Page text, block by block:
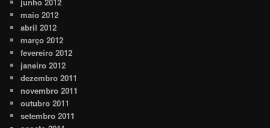
junho 2012
maio 2012
abril 2012
março 2012
fevereiro 2012
janeiro 2012
dezembro 2011
novembro 2011
outubro 2011
setembro 2011